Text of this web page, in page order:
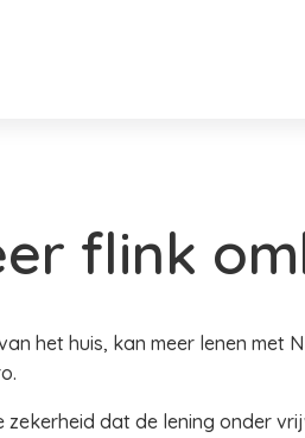
flink
het huis, kan meer lenen met
dat de lening onder